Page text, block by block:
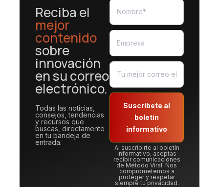
Reciba el
mejor
contenido
sobre
innovación
en su correo
electrónico.
Todas las noticias,
consejos, tendencias
y recursos que
buscas, directamente
en tu bandeja de
entrada.
Suscríbete al
boletín
informativo
Al suscribirte al boletín
informativo, aceptas
recibir comunicaciones
de Método Viral. Nos
comprometemos a
proteger y respetar
siempre tu privacidad.